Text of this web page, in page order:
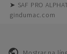
➤ SAF PRO
gindumac.com